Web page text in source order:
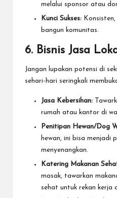
melalui sponsor atau
Kunci Sukses:
bangun komunitas.
6. Bisnis Jasa
Jangan lupakan potensi di
sehari-hari seringkali
Jasa Kebersihan:
rumah atau kantor di
Penitipan Hewan/Dog
hewan, ini bisa menjadi
menyenangkan.
Katering Makanan
masak, tawarkan
sehat untuk rekan kerja